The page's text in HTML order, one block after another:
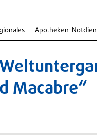
Apotheken-
Macabre“